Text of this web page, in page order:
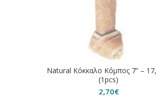
Natural Κόκκαλο Κόμπος 7” –
(1pcs)
2,70€